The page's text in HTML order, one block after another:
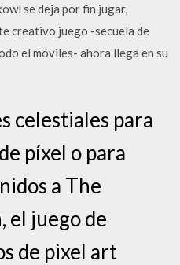
se deja por fin jugar,
creativo juego -secuela de
el móviles- ahora llega en su
celestiales para
píxel o para
a The
el juego de
de pixel art